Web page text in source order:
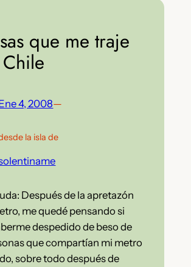
que me traje
4, 2008—
la isla de
Después de la apretazón
me quedé pensando si
despedido de beso de
que compartían mi metro
sobre todo después de